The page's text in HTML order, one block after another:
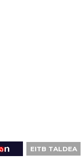
EITB TALDEA